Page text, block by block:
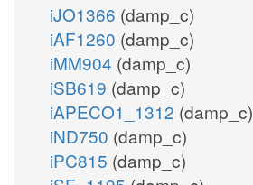
iJO1366 (damp_c)
iAF1260 (damp_c)
iMM904 (damp_c)
iSB619 (damp_c)
iAPECO1_1312 (damp_c)
iND750 (damp_c)
iPC815 (damp_c)